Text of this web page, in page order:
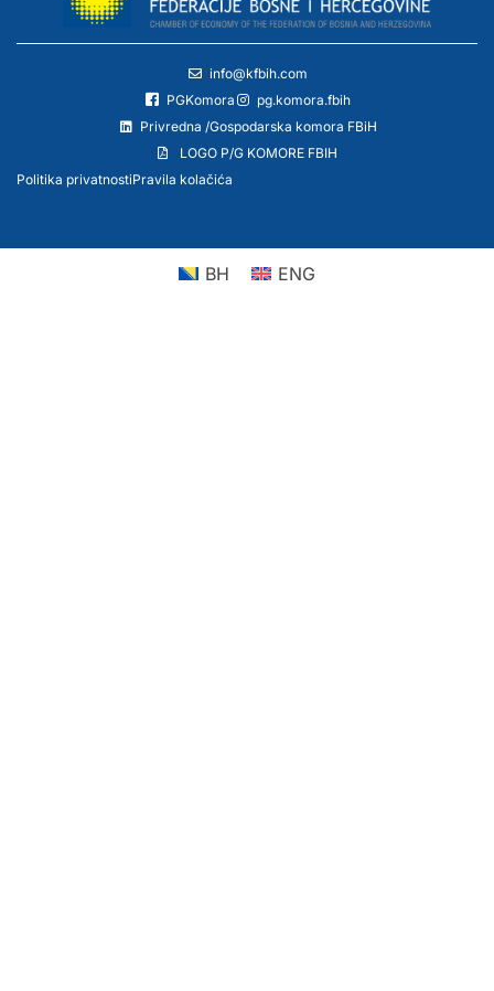
info@kfbih.com
PGKomora
pg.komora.fbih
Privredna /Gospodarska komora FBiH
LOGO P/G KOMORE FBIH
Politika privatnostiPravila kolačića
BH ENG